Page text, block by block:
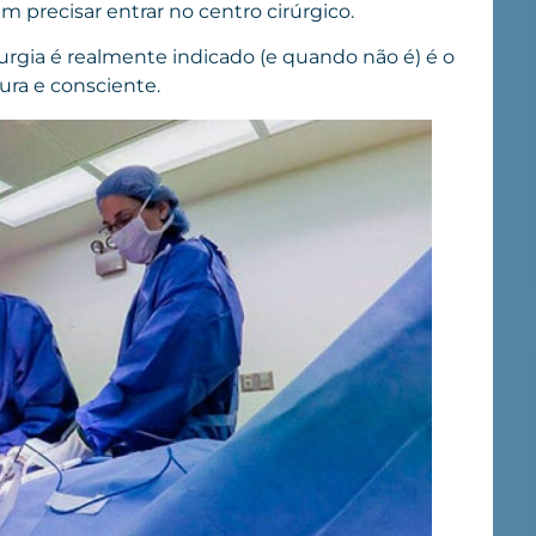
precisar entrar no centro cirúrgico.
é realmente indicado (e quando não é) é o
e consciente.